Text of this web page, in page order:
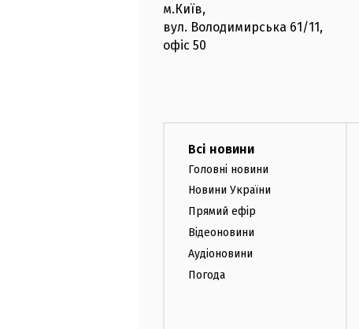
м.Київ,
вул. Володимирська 61/11,
офіс 50
Всі новини
Головні новини
Новини України
Прямий ефір
Відеоновини
Аудіоновини
Погода